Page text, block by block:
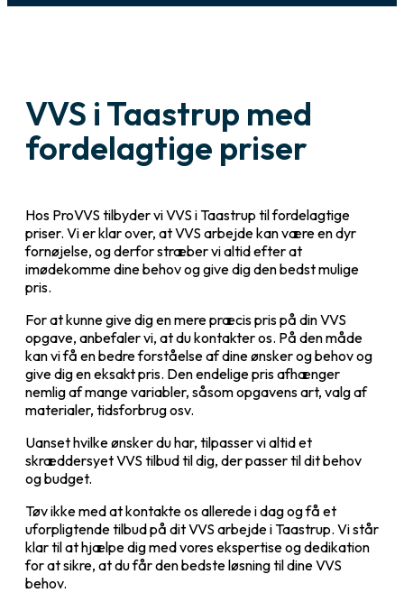
VVS i Taastrup med
fordelagtige priser
Hos ProVVS tilbyder vi VVS i Taastrup til fordelagtige
priser. Vi er klar over, at VVS arbejde kan være en dyr
fornøjelse, og derfor stræber vi altid efter at
imødekomme dine behov og give dig den bedst mulige
pris.
For at kunne give dig en mere præcis pris på din VVS
opgave, anbefaler vi, at du kontakter os. På den måde
kan vi få en bedre forståelse af dine ønsker og behov og
give dig en eksakt pris. Den endelige pris afhænger
nemlig af mange variabler, såsom opgavens art, valg af
materialer, tidsforbrug osv.
Uanset hvilke ønsker du har, tilpasser vi altid et
skræddersyet VVS tilbud til dig, der passer til dit behov
og budget.
Tøv ikke med at kontakte os allerede i dag og få et
uforpligtende tilbud på dit VVS arbejde i Taastrup. Vi står
klar til at hjælpe dig med vores ekspertise og dedikation
for at sikre, at du får den bedste løsning til dine VVS
behov.